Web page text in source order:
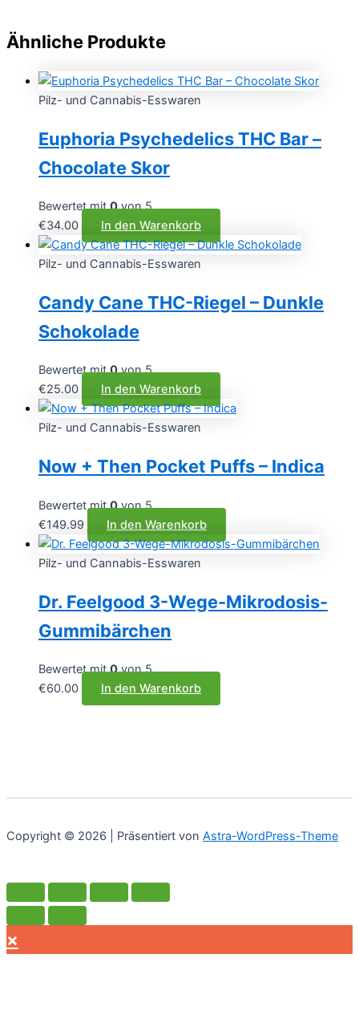
Ähnliche Produkte
Pilz- und Cannabis-Esswaren
Euphoria Psychedelics THC Bar –
Chocolate Skor
Bewertet mit0von 5
€34.00 In den Warenkorb
Pilz- und Cannabis-Esswaren
Candy Cane THC-Riegel – Dunkle
Schokolade
Bewertet mit0von 5
€25.00 In den Warenkorb
Pilz- und Cannabis-Esswaren
Now + Then Pocket Puffs – Indica
Bewertet mit0von 5
€149.99 In den Warenkorb
Pilz- und Cannabis-Esswaren
Dr. Feelgood 3-Wege-Mikrodosis-
Gummibärchen
Bewertet mit0von 5
€60.00 In den Warenkorb
Copyright © 2026 | Präsentiert von Astra-WordPress-Theme
×